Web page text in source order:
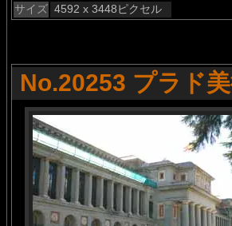
サイズ 4592 x 3448ピクセル
No.20253 プラド